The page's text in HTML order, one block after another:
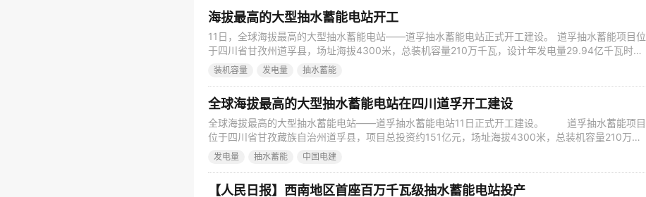
海拔最高的大型抽水蓄能电站开工
11日，全球海拔最高的大型抽水蓄能电站——道孚抽水蓄能电站正式开工建设。 道孚抽水蓄能项目位
于四川省甘孜州道孚县，场址海拔4300米，总装机容量210万千瓦，设计年发电量29.94亿千瓦时，
是四川省装机规模最大的抽水蓄能项目。电站安装6台35万千瓦的可逆式机组，主要由上水库、下水
装机容量 发电量 抽水蓄能
全球海拔最高的大型抽水蓄能电站在四川道孚开工建设
全球海拔最高的大型抽水蓄能电站——道孚抽水蓄能电站11日正式开工建设。 道孚抽水蓄能项目
位于四川省甘孜藏族自治州道孚县，项目总投资约151亿元，场址海拔4300米，总装机容量210万千
瓦，设计年发电量29.94亿千瓦时，是四川省装机规模最大的抽水蓄能项目。电站安装6台35万千瓦
发电量 抽水蓄能 中国电建
【人民日报】西南地区首座百万千瓦级抽水蓄能电站投产